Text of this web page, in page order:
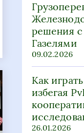
решения с
Газелями
09.02.2026
Как
избегая
26.01.2026